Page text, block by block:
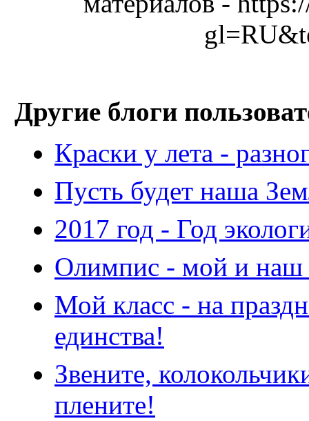
Другие блоги
Краски у лета -
Пусть будет наша
2017 год - Год
Олимпис - мой и наш
Мой класс - на
единства!
Звените,
плените!